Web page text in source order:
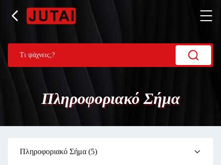
Πληροφοριακό Σήμα
Πληροφοριακό Σήμα (5)